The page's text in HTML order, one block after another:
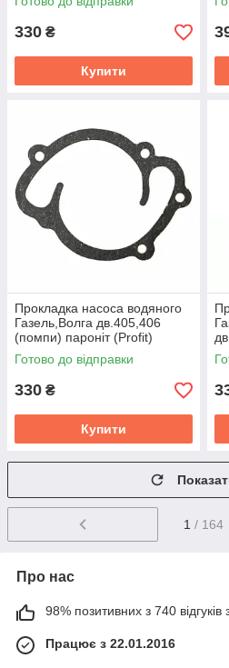
3940386
330 ₴
Купити
Прокладка насоса водяного
Газель,Волга дв.405,406
(помпи) паронiт (Profit)
406.1307049
Готово до відправки
330 ₴
Купити
1 / 164
Про нас
98% позитивних з 740 відгуків
Працює з 22.01.2016